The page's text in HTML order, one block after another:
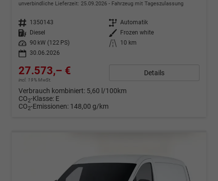
unverbindliche Lieferzeit: 25.09.2026 Fahrzeug mit Tageszulassung
Fahrzeugnr. 1350143 Getriebe Automatik
Kraftstoff
Diesel Außenfarbe
Frozen white
Leistung
90 kW (122 PS) Kilometerstand
10 km
30.06.2026
27.573,– €
incl. 19% MwSt.
Details
Verbrauch kombiniert: 5,60 l/100km
CO2-Klasse: E
CO2-Emissionen: 148,00 g/km